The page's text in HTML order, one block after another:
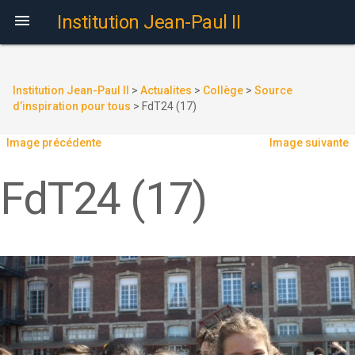
 Institution Jean-Paul II
Institution Jean-Paul II > Actualites > Collège > Source
d’inspiration pour tous > FdT24 (17)
Image précédente Image suivante
FdT24 (17)